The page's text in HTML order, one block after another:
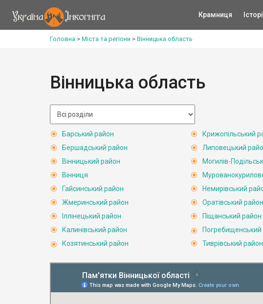
Крамниця
Головна > Міста та регіони > Вінницька область
Вінницька область
Барський район
Бершадський район
Вінницький район
Вінниця
Гайсинський район
Жмеринський район
Іллінецький район
Калинівський район
Козятинський район
Крижопільський
Липовецький
Могилів-
Немирівський
Оратівський район
Піщанський район
Погребищенський
Тиврівський район